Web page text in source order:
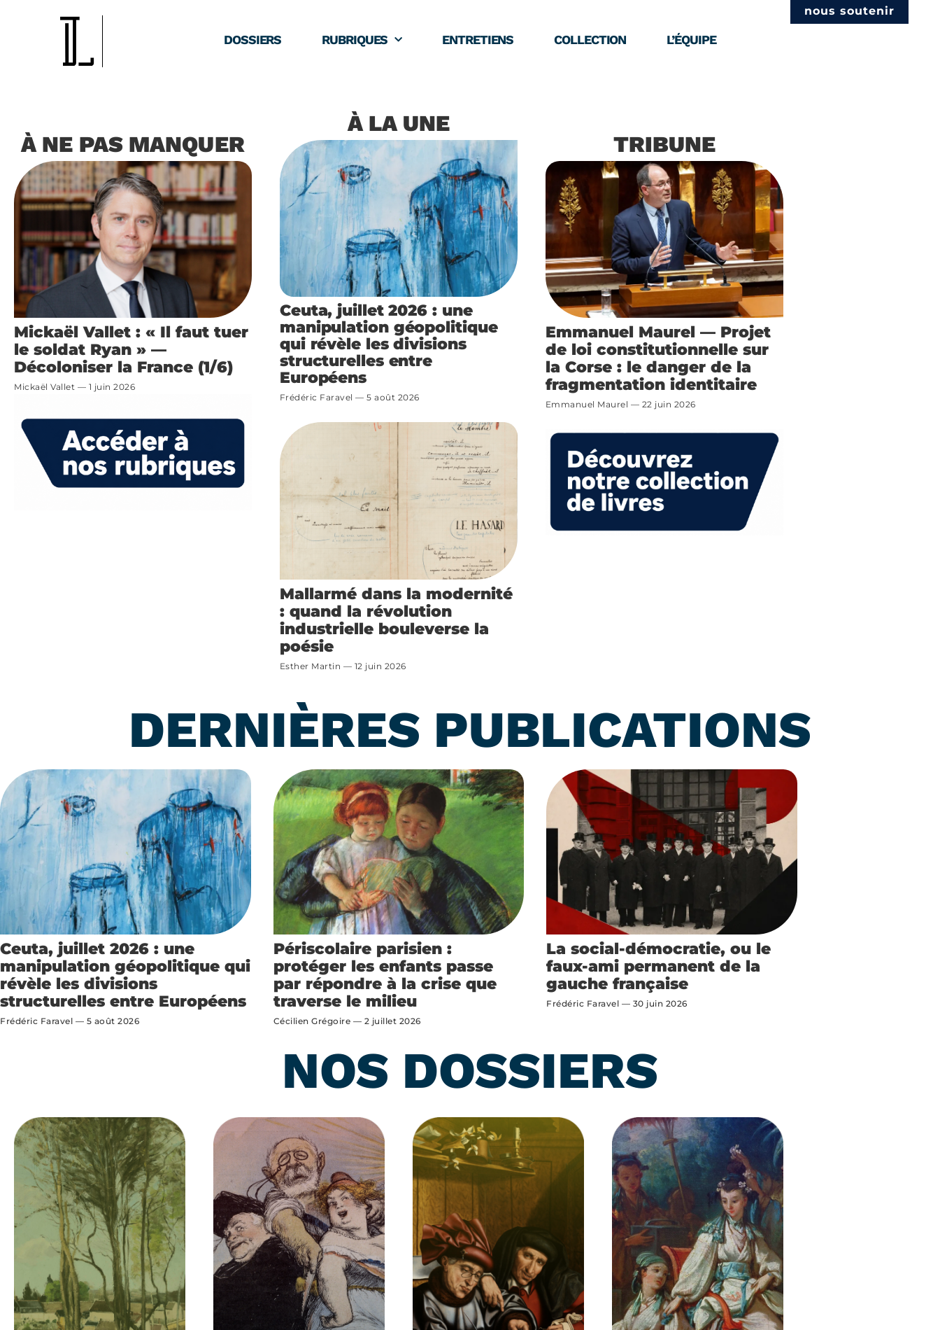
DOSSIERS RUBRIQUES ENTRETIENS COLLECTION L’ÉQUIPE
nous soutenir
À NE PAS MANQUER
Mickaël Vallet : « Il faut tuer
le soldat Ryan » —
Décoloniser la France (1/6)
Mickaël Vallet 1 juin 2026
À LA UNE
Ceuta, juillet 2026 : une
manipulation géopolitique
qui révèle les divisions
structurelles entre
Européens
Frédéric Faravel 5 août 2026
Mallarmé dans la modernité
: quand la révolution
industrielle bouleverse la
poésie
Esther Martin 12 juin 2026
TRIBUNE
Emmanuel Maurel — Projet
de loi constitutionnelle sur
la Corse : le danger de la
fragmentation identitaire
Emmanuel Maurel 22 juin 2026
DERNIÈRES PUBLICATIONS
Ceuta, juillet 2026 : une
manipulation géopolitique qui
révèle les divisions
structurelles entre Européens
Frédéric Faravel 5 août 2026
Périscolaire parisien :
protéger les enfants passe
par répondre à la crise que
traverse le milieu
Cécilien Grégoire 2 juillet 2026
La social-démocratie, ou le
faux-ami permanent de la
gauche française
Frédéric Faravel 30 juin 2026
NOS DOSSIERS